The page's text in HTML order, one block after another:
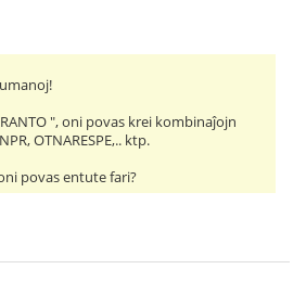
", oni povas krei kombinaĵojn
OTNARESPE,.. ktp.
povas entute fari?